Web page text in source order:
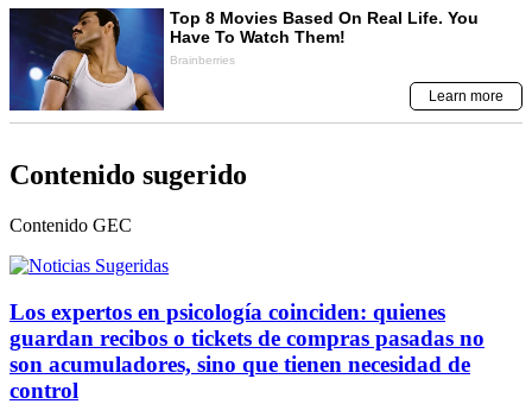
Contenido sugerido
Contenido GEC
Los expertos en psicología coinciden: quienes
guardan recibos o tickets de compras pasadas no
son acumuladores, sino que tienen necesidad de
control